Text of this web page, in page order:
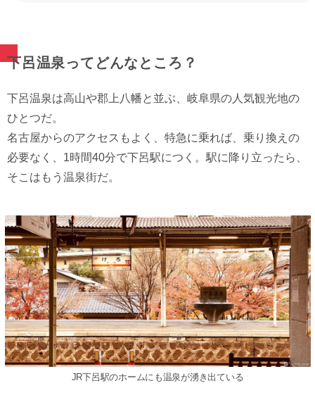
下呂温泉ってどんなところ？
下呂温泉は高山や郡上八幡と並ぶ、岐阜県の人気観光地の
ひとつだ。
名古屋からのアクセスもよく、特急に乗れば、乗り換えの
必要なく、1時間40分で下呂駅につく。駅に降り立ったら、
そこはもう温泉街だ。
JR下呂駅のホームにも温泉が湧き出ている